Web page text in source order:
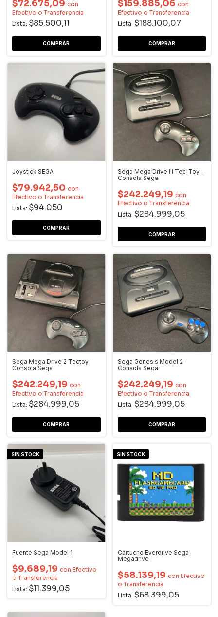
$72.675,09 con
Efectivo o Transferencia
Lista: $85.500,11
$159.885,06 con
Efectivo o Transferencia
Lista: $188.100,07
Joystick SEGA
$79.942,50 con
Efectivo o Transferencia
Lista: $94.050
Sega Mega Drive III Tec-Toy -
Consola Sega
$242.249,19 con
Efectivo o Transferencia
Lista: $284.999,05
Sega Mega Drive 2 Tectoy -
Consola Sega
$242.249,19 con
Efectivo o Transferencia
Lista: $284.999,05
Sega Genesis Model 2 -
Consola Sega
$242.249,19 con
Efectivo o Transferencia
Lista: $284.999,05
SIN STOCK
Fuente Sega Model 1
$9.689,19 con Efectivo
o Transferencia
Lista: $11.399,05
SIN STOCK
Cartucho Everdrive Sega
Megadrive
$58.139,19 con Efectivo
o Transferencia
Lista: $68.399,05